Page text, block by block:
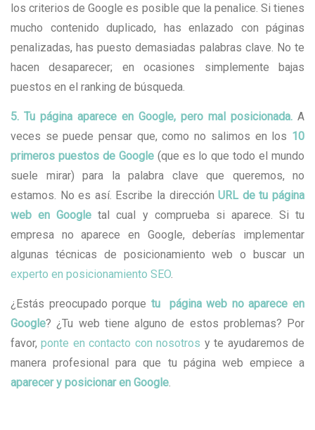
los criterios de Google es posible que la penalice. Si tienes
mucho contenido duplicado, has enlazado con páginas
penalizadas, has puesto demasiadas palabras clave. No te
hacen desaparecer; en ocasiones simplemente bajas
puestos en el ranking de búsqueda.
5. Tu página aparece en Google, pero mal posicionada. A
veces se puede pensar que, como no salimos en los 10
primeros puestos de Google(que es lo que todo el mundo
suele mirar) para la palabra clave que queremos, no
estamos. No es así. Escribe la direcciónURL de tu página
web en Google tal cual y comprueba si aparece. Si tu
empresa no aparece en Google, deberías implementar
algunas técnicas de posicionamiento web o buscar un
experto en posicionamiento SEO
¿Estás preocupado porque tu página web no aparece en
Google? ¿Tu web tiene alguno de estos problemas? Por
favor,ponte en contacto con nosotros y te ayudaremos de
manera profesional para que tu página web empiece a
aparecer y posicionar en Google